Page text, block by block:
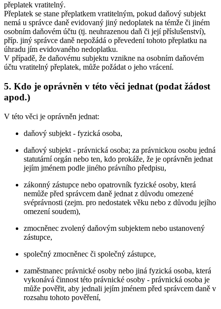
přeplatek vratitelný.
Přeplatek se stane přeplatkem vratitelným, pokud daňový subjekt
nemá u správce daně evidovaný jiný nedoplatek na témže či jiném
osobním daňovém účtu (tj. neuhrazenou daň či její příslušenství),
příp. jiný správce daně nepožádá o převedení tohoto přeplatku na
úhradu jím evidovaného nedoplatku.
V případě, že daňovému subjektu vznikne na osobním daňovém
účtu vratitelný přeplatek, může požádat o jeho vrácení.
5. Kdo je oprávněn v této věci jednat (podat žádost
apod.)
V této věci je oprávněn jednat:
daňový subjekt - fyzická osoba,
daňový subjekt - právnická osoba; za právnickou osobu jedná
statutární orgán nebo ten, kdo prokáže, že je oprávněn jednat
jejím jménem podle jiného právního předpisu,
zákonný zástupce nebo opatrovník fyzické osoby, která
nemůže před správcem daně jednat z důvodu omezené
svéprávnosti (zejm. pro nedostatek věku nebo z důvodu jejího
omezení soudem),
zmocněnec zvolený daňovým subjektem nebo ustanovený
zástupce,
společný zmocněnec či společný zástupce,
zaměstnanec právnické osoby nebo jiná fyzická osoba, která
vykonává činnost této právnické osoby - právnická osoba je
může pověřit, aby jednali jejím jménem před správcem daně v
rozsahu tohoto pověření,